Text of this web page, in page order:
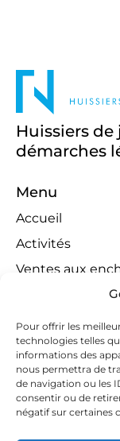
Pour offrir les
technologies telles
informations des
nous permettra de
de navigation ou les
consentir ou de
négatif sur certaines
Huissiers
démarches
Menu
Accueil
Activités
Ventes aux
Compétences
Jeux concours
Liens
Contact
Contactez-